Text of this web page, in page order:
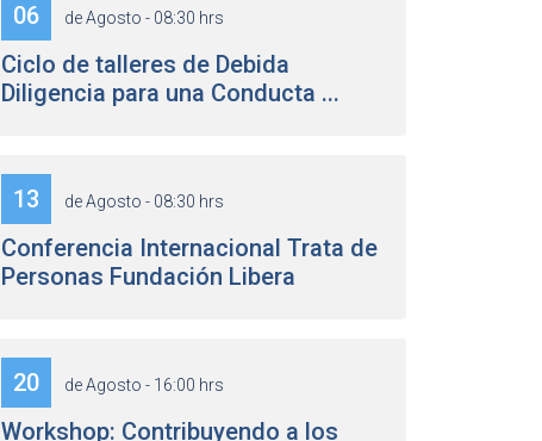
06 de Agosto - 08:30 hrs
Ciclo de talleres de Debida
Diligencia para una Conducta ...
13 de Agosto - 08:30 hrs
Conferencia Internacional Trata de
Personas Fundación Libera
20 de Agosto - 16:00 hrs
Workshop: Contribuyendo a los